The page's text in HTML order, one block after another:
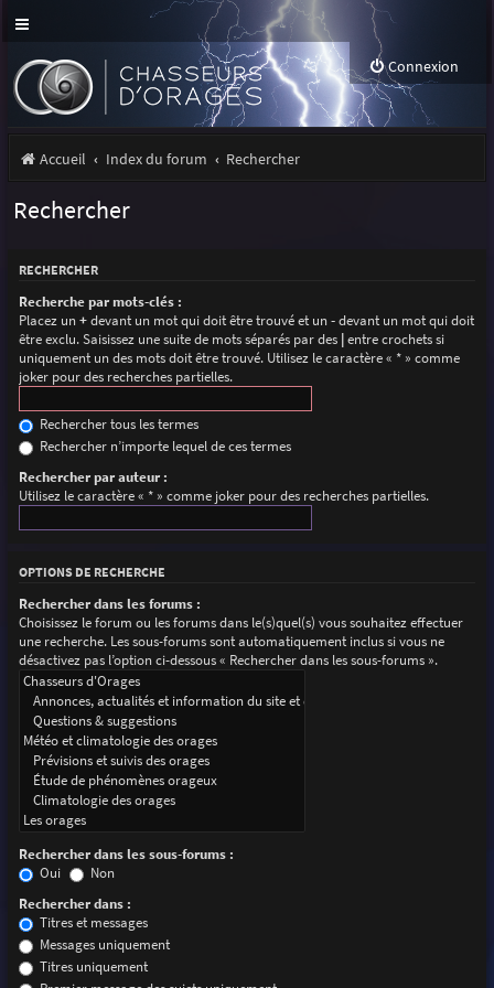
Connexion
Accueil Index du forum Rechercher
Rechercher
RECHERCHER
Recherche par mots-clés :
Placez un+devant un mot qui doit être trouvé et un-devant un mot qui doit
être exclu. Saisissez une suite de mots séparés par des |entre crochets si
uniquement un des mots doit être trouvé. Utilisez le caractère « * » comme
joker pour des recherches partielles.
Rechercher tous les termes
Rechercher n’importe lequel de ces termes
Rechercher par auteur :
Utilisez le caractère « * » comme joker pour des recherches partielles.
OPTIONS DE RECHERCHE
Rechercher dans les forums :
Choisissez le forum ou les forums dans le(s)quel(s) vous souhaitez effectuer
une recherche. Les sous-forums sont automatiquement inclus si vous ne
désactivez pas l’option ci-dessous « Rechercher dans les sous-forums ».
Rechercher dans les sous-forums :
Oui
Non
Rechercher dans :
Titres et messages
Messages uniquement
Titres uniquement